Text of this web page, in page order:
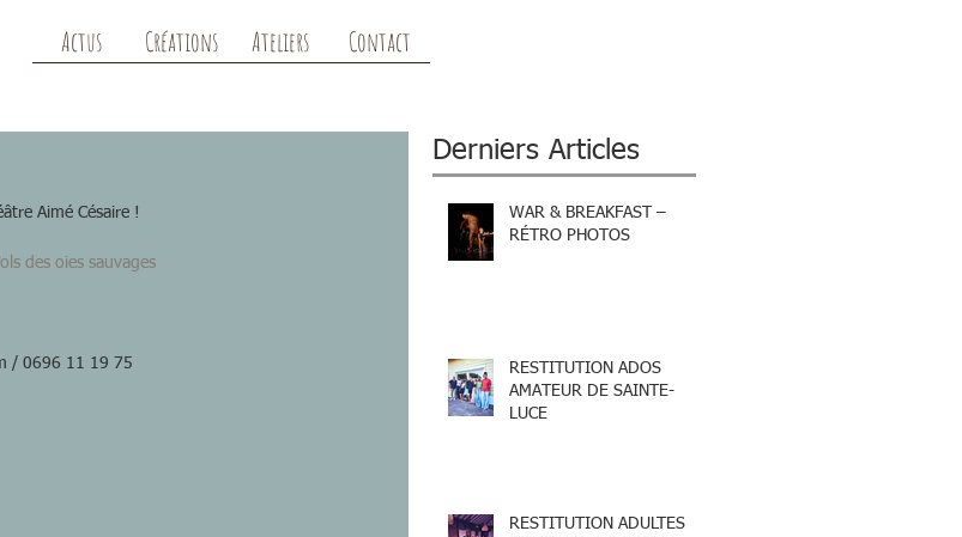
Actus Créations Ateliers Contact
Aimé Césaire !
des oies sauvages
/ 0696 11 19 75
Derniers Articles
WAR & BREAKFAST –
RÉTRO PHOTOS
RESTITUTION ADOS
AMATEUR DE SAINTE-
LUCE
RESTITUTION ADULTES